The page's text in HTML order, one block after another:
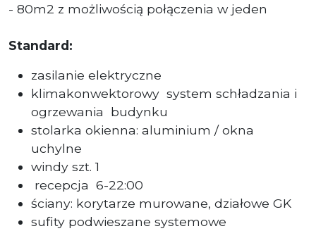
- 80m2 z możliwością połączenia w jeden
Standard:
zasilanie elektryczne
klimakonwektorowy system schładzania i
ogrzewania budynku
stolarka okienna: aluminium / okna
uchylne
windy szt. 1
recepcja 6-22:00
ściany: korytarze murowane, działowe GK
sufity podwieszane systemowe